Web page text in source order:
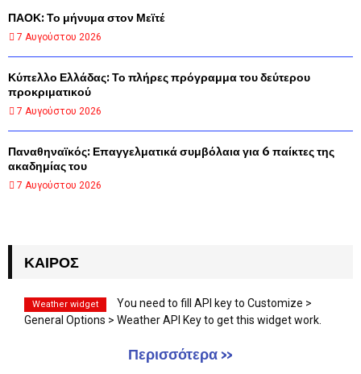
ΠΑΟΚ: Το μήνυμα στον Μεϊτέ
7 Αυγούστου 2026
Κύπελλο Ελλάδας: Το πλήρες πρόγραμμα του δεύτερου
προκριματικού
7 Αυγούστου 2026
Παναθηναϊκός: Επαγγελματικά συμβόλαια για 6 παίκτες της
ακαδημίας του
7 Αυγούστου 2026
ΚΑΙΡΌΣ
Weather widget
You need to fill API key to Customize >
General Options > Weather API Key to get this widget work.
Περισσότερα »